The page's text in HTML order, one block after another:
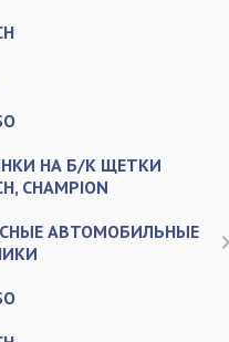
НА Б/К ЩЕТКИ
CHAMPION
АВТОМОБИЛЬНЫЕ